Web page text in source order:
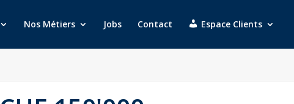
Nos Métiers Jobs Contact Espace Clients